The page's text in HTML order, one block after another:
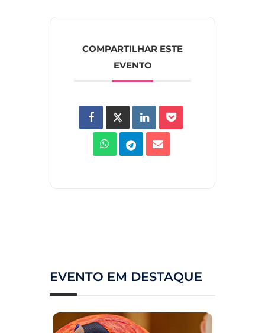
COMPARTILHAR ESTE
EVENTO
EVENTO EM DESTAQUE